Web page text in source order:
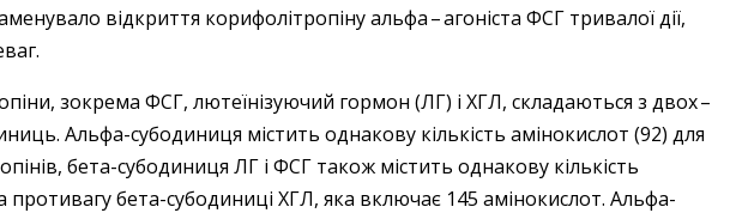
відкриття корифолітропіну альфа – ​агоніста ФСГ тривалої дії,
зокрема ФСГ, лютеїнізуючий гормон (ЛГ) і ХГЛ, складаються з двох –
Альфа-субодиниця містить однакову кількість амінокислот (92) для
бета-субодиниця ЛГ і ФСГ також містить однакову кількість
противагу бета-субодиниці ХГЛ, яка включає 145 амінокислот. Альфа-